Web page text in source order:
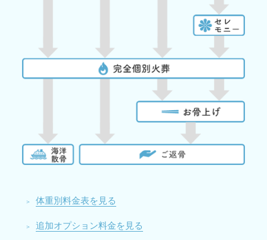
体重別料金表を見る
追加オプション料金を見る